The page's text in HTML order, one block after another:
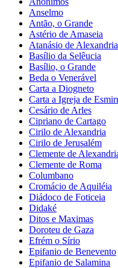
Anselmo
Antão, o Grande
Astério de Amaseia
Atanásio de Alexandria
Basílio da Selêucia
Basílio, o Grande
Beda o Venerável
Carta a Diogneto
Carta a Igreja de
Cesário de Arles
Cipriano de Cartago
Cirilo de Alexandria
Cirilo de Jerusalém
Clemente de
Clemente de Roma
Columbano
Cromácio de Aquiléia
Diádoco de Foticeia
Didaké
Ditos e Maximas
Doroteu de Gaza
Efrém o Sírio
Epifanio de Benevento
Epifanio de Salamina